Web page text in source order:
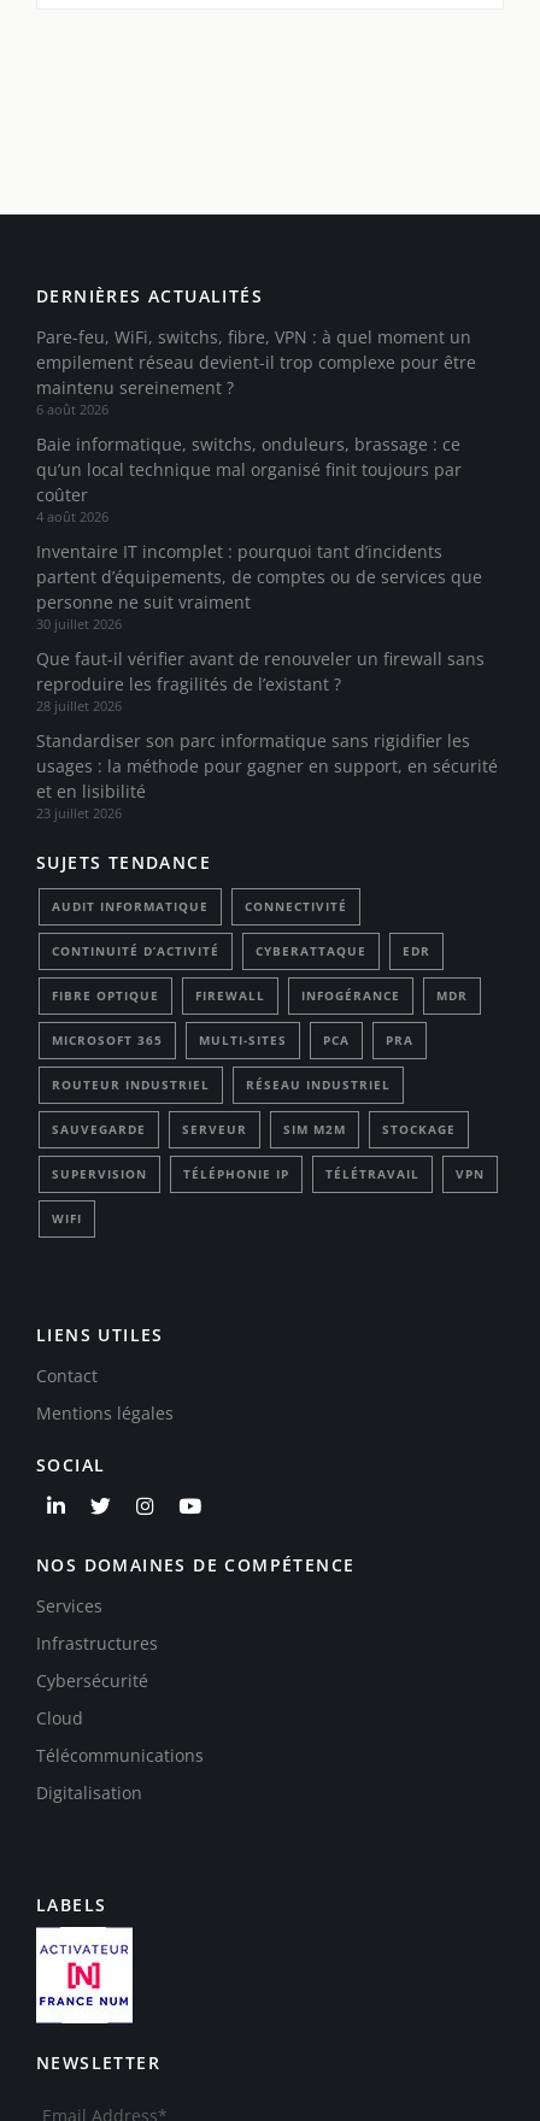
DERNIÈRES ACTUALITÉS
Pare-feu, WiFi, switchs, fibre, VPN : à quel moment un
empilement réseau devient-il trop complexe pour être
maintenu sereinement ?
6 août 2026
Baie informatique, switchs, onduleurs, brassage : ce
qu’un local technique mal organisé finit toujours par
coûter
4 août 2026
Inventaire IT incomplet : pourquoi tant d’incidents
partent d’équipements, de comptes ou de services que
personne ne suit vraiment
30 juillet 2026
Que faut-il vérifier avant de renouveler un firewall sans
reproduire les fragilités de l’existant ?
28 juillet 2026
Standardiser son parc informatique sans rigidifier les
usages : la méthode pour gagner en support, en sécurité
et en lisibilité
23 juillet 2026
SUJETS TENDANCE
AUDIT INFORMATIQUE CONNECTIVITÉ
CONTINUITÉ D’ACTIVITÉ CYBERATTAQUE EDR
FIBRE OPTIQUE FIREWALL INFOGÉRANCE MDR
MICROSOFT 365 MULTI-SITES PCA PRA
ROUTEUR INDUSTRIEL RÉSEAU INDUSTRIEL
SAUVEGARDE SERVEUR SIM M2M STOCKAGE
SUPERVISION TÉLÉPHONIE IP TÉLÉTRAVAIL VPN
WIFI
LIENS UTILES
Contact
Mentions légales
SOCIAL
NOS DOMAINES DE COMPÉTENCE
Services
Infrastructures
Cybersécurité
Cloud
Télécommunications
Digitalisation
LABELS
NEWSLETTER
Email Address*